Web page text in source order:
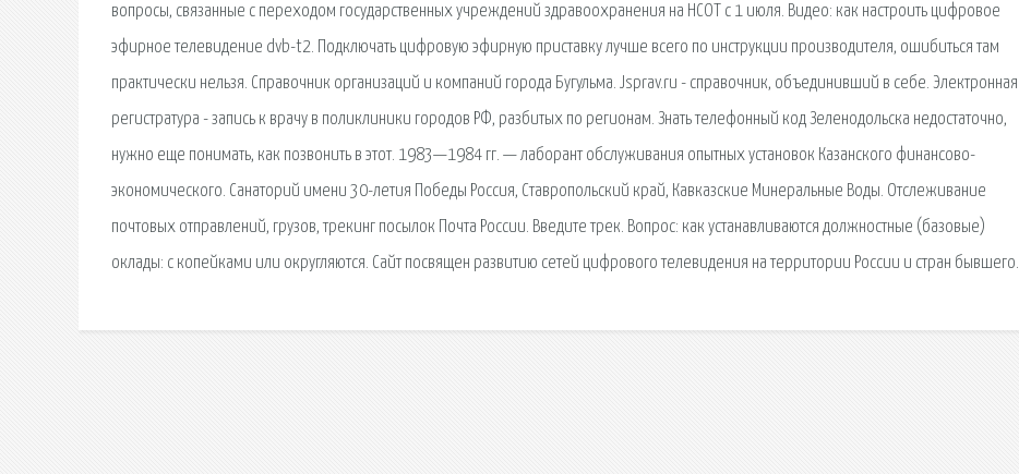
вопросы, связанные с переходом государственных учреждений здравоохранения на НСОТ с 1 июля. Видео: как настроить цифровое
эфирное телевидение dvb-t2. Подключать цифровую эфирную приставку лучше всего по инструкции производителя, ошибиться там
практически нельзя. Cправочник организаций и компаний города Бугульма. Jsprav.ru - справочник, объединивший в себе. Электронная
регистратура - запись к врачу в поликлиники городов РФ, разбитых по регионам. Знать телефонный код Зеленодольска недостаточно,
нужно еще понимать, как позвонить в этот. 1983—1984 гг. — лаборант обслуживания опытных установок Казанского финансово-
экономического. Санаторий имени 30-летия Победы Россия, Ставропольский край, Кавказские Минеральные Воды. Отслеживание
почтовых отправлений, грузов, трекинг посылок Почта России. Введите трек. Вопрос: как устанавливаются должностные (базовые)
оклады: с копейками или округляются. Сайт посвящен развитию сетей цифрового телевидения на территории России и стран бывшего.